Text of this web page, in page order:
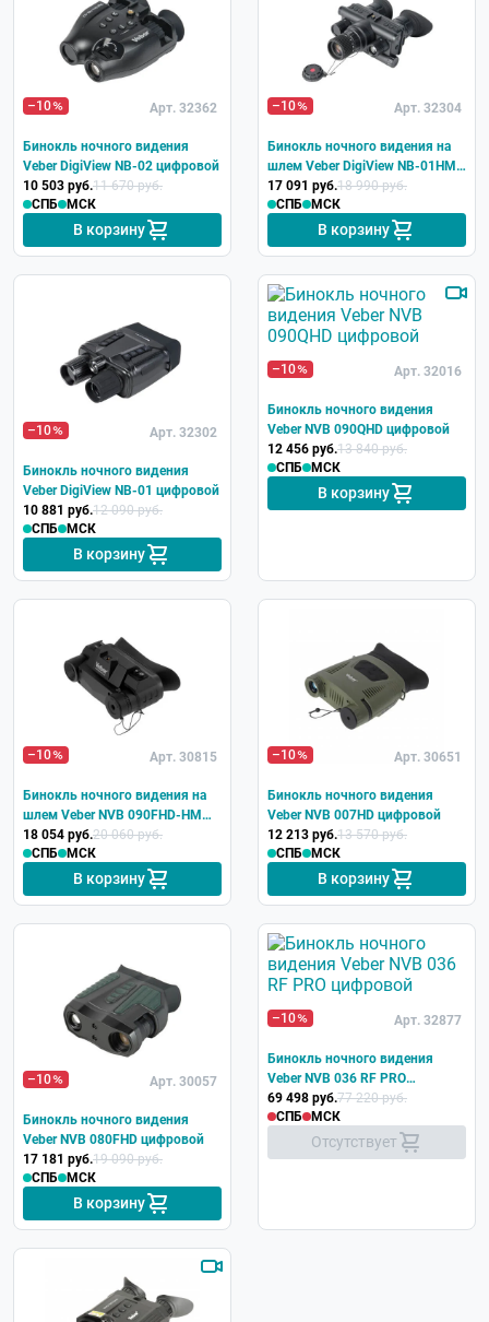
–10 Арт. 32362
Бинокль ночного видения
Veber DigiView NB-02 цифровой
10 503 руб.11 670 руб.
СПБ
МСК
В корзину
–10 Арт. 32304
Бинокль ночного видения на
шлем Veber DigiView NB-01HM
цифровой
17 091 руб.18 990 руб.
СПБ
МСК
В корзину
–10 Арт. 32302
Бинокль ночного видения
Veber DigiView NB-01 цифровой
10 881 руб.12 090 руб.
СПБ
МСК
В корзину
–10 Арт. 32016
Бинокль ночного видения
Veber NVB 090QHD цифровой
12 456 руб.13 840 руб.
СПБ
МСК
В корзину
–10 Арт. 30815
Бинокль ночного видения на
шлем Veber NVB 090FHD-HM
цифровой
18 054 руб.20 060 руб.
СПБ
МСК
В корзину
–10 Арт. 30651
Бинокль ночного видения
Veber NVB 007HD цифровой
12 213 руб.13 570 руб.
СПБ
МСК
В корзину
–10 Арт. 30057
Бинокль ночного видения
Veber NVB 080FHD цифровой
17 181 руб.19 090 руб.
СПБ
МСК
В корзину
–10 Арт. 32877
Бинокль ночного видения
Veber NVB 036 RF PRO
цифровой
69 498 руб.77 220 руб.
СПБ
МСК
Отсутствует